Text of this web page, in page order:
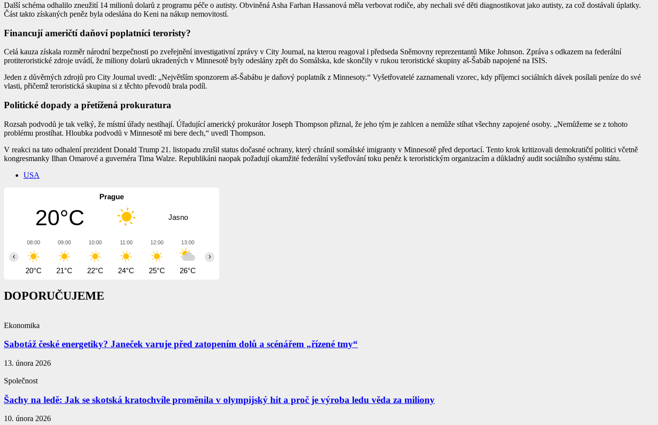
Další schéma odhalilo zneužití 14 milionů dolarů z programu péče o autisty. Obviněná Asha Farhan Hassanová měla verbovat rodiče, aby nechali své děti diagnostikovat jako autisty, za což dostávali úplatky.
Část takto získaných peněz byla odeslána do Keni na nákup nemovitostí.
Financují američtí daňoví poplatníci teroristy?
Celá kauza získala rozměr národní bezpečnosti po zveřejnění investigativní zprávy v City Journal, na kterou reagoval i předseda Sněmovny reprezentantů Mike Johnson. Zpráva s odkazem na federální
protiteroristické zdroje uvádí, že miliony dolarů ukradených v Minnesotě byly odeslány zpět do Somálska, kde skončily v rukou teroristické skupiny aš-Šabáb napojené na ISIS.
Jeden z důvěrných zdrojů pro City Journal uvedl: „Největším sponzorem aš-Šabábu je daňový poplatník z Minnesoty.“ Vyšetřovatelé zaznamenali vzorec, kdy příjemci sociálních dávek posílali peníze do své
vlasti, přičemž teroristická skupina si z těchto převodů brala podíl.
Politické dopady a přetížená prokuratura
Rozsah podvodů je tak velký, že místní úřady nestíhají. Úřadující americký prokurátor Joseph Thompson přiznal, že jeho tým je zahlcen a nemůže stíhat všechny zapojené osoby. „Nemůžeme se z tohoto
problému prostíhat. Hloubka podvodů v Minnesotě mi bere dech,“ uvedl Thompson.
V reakci na tato odhalení prezident Donald Trump 21. listopadu zrušil status dočasné ochrany, který chránil somálské imigranty v Minnesotě před deportací. Tento krok kritizovali demokratičtí politici včetně
kongresmanky Ilhan Omarové a guvernéra Tima Walze. Republikáni naopak požadují okamžité federální vyšetřování toku peněz k teroristickým organizacím a důkladný audit sociálního systému státu.
USA
Prague
20°C Jasno
08:00
20°C
09:00
21°C
10:00
22°C
11:00
24°C
12:00
25°C
13:00
26°C
‹ ›
DOPORUČUJEME
Ekonomika
Sabotáž české energetiky? Janeček varuje před zatopením dolů a scénářem „řízené tmy“
13. února 2026
Společnost
Šachy na ledě: Jak se skotská kratochvíle proměnila v olympijský hit a proč je výroba ledu věda za miliony
10. února 2026